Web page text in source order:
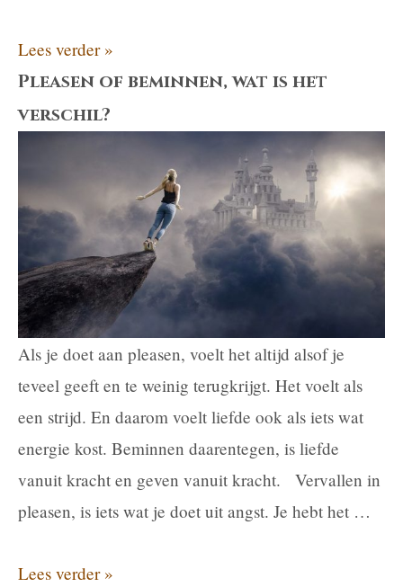
Waarom
heb
je
de
relatie
die
je
wilt?
Lees verder »
Pleasen of beminnen, wat is het
verschil?
Als je doet aan pleasen, voelt het altijd alsof je
teveel geeft en te weinig terugkrijgt. Het voelt als
een strijd. En daarom voelt liefde ook als iets wat
energie kost. Beminnen daarentegen, is liefde
vanuit kracht en geven vanuit kracht. Vervallen in
pleasen, is iets wat je doet uit angst. Je hebt het …
Pleasen
Lees verder »